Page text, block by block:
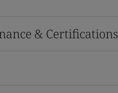
& Certifications